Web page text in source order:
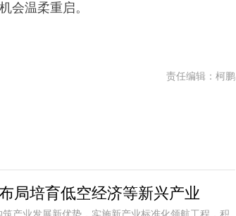
会温柔重启。
责任编辑：柯鹏
局培育低空经济等新兴产业